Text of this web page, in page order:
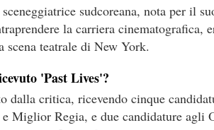
sudcoreana, nota per il
la carriera cinematografica,
scena teatrale di New York.
'Past Lives'?
dalla critica, ricevendo cinque
Miglior Regia, e due candidature agli